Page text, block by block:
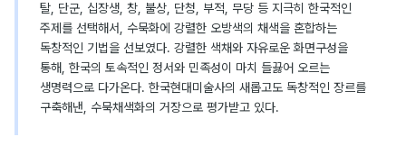
탈, 단군, 십장생, 창, 불상, 단청, 부적, 무당 등 지극히 한국적인
주제를 선택해서, 수묵화에 강렬한 오방색의 채색을 혼합하는
독창적인 기법을 선보였다. 강렬한 색채와 자유로운 화면구성을
통해, 한국의 토속적인 정서와 민족성이 마치 들끓어 오르는
생명력으로 다가온다. 한국현대미술사의 새롭고도 독창적인 장르를
구축해낸, 수묵채색화의 거장으로 평가받고 있다.